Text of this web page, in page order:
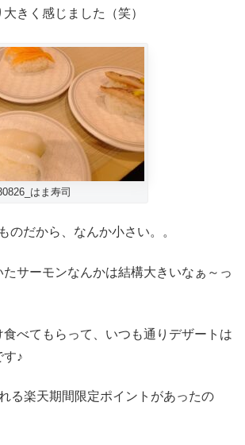
きく感じました（笑）
はま寿司
のだから、なんか小さい。。
サーモンなんかは結構大きいなぁ～っ
食べてもらって、いつも通りデザートは
す♪
る楽天期間限定ポイントがあったの